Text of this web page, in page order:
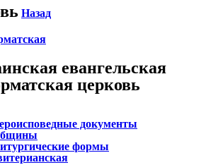
Назад
евангельская
церковь
документы
формы